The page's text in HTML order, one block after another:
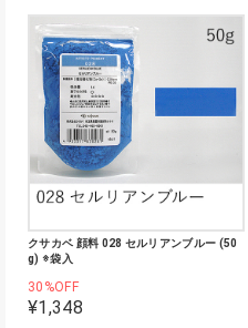
クサカベ 顔料 028 セルリアンブルー (50
g) ※袋入
30%OFF
¥1,348